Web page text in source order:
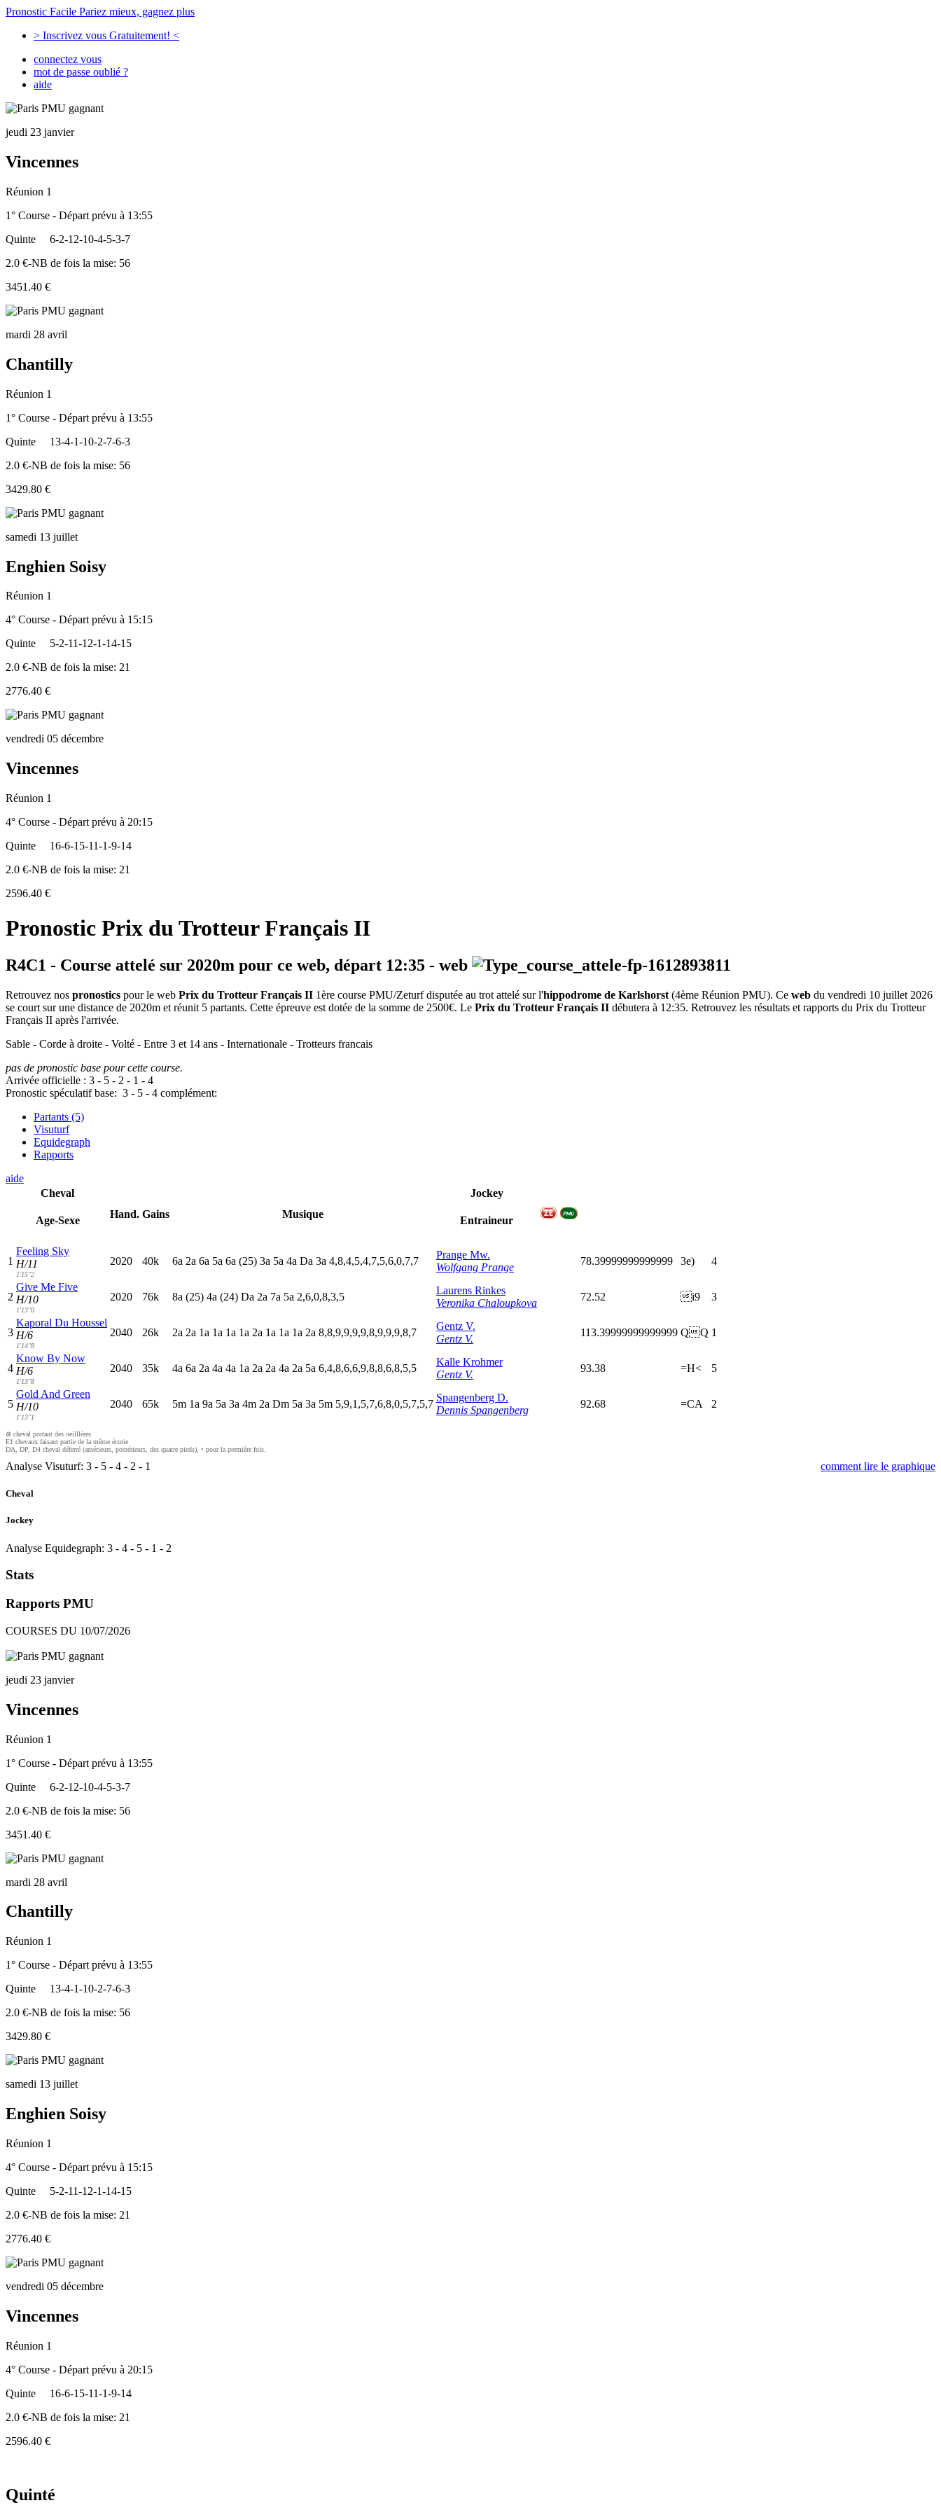
Pronostic Facile Pariez mieux, gagnez plus
> Inscrivez vous Gratuitement! <
connectez vous
mot de passe oublié ?
aide
jeudi 23 janvier
Vincennes
Réunion 1
1° Course - Départ prévu à 13:55
Quinte
6-2-12-10-4-5-3-7
2.0 €-NB de fois la mise: 56
3451.40 €
mardi 28 avril
Chantilly
Réunion 1
1° Course - Départ prévu à 13:55
Quinte
13-4-1-10-2-7-6-3
2.0 €-NB de fois la mise: 56
3429.80 €
samedi 13 juillet
Enghien Soisy
Réunion 1
4° Course - Départ prévu à 15:15
Quinte
5-2-11-12-1-14-15
2.0 €-NB de fois la mise: 21
2776.40 €
vendredi 05 décembre
Vincennes
Réunion 1
4° Course - Départ prévu à 20:15
Quinte
16-6-15-11-1-9-14
2.0 €-NB de fois la mise: 21
2596.40 €
Pronostic Prix du Trotteur Français II
R4C1 - Course attelé sur 2020m pour ce web, départ 12:35 - web
Retrouvez nos pronostics pour le web Prix du Trotteur Français II 1ère course PMU/Zeturf disputée au trot attelé sur l'hippodrome de Karlshorst (4ème Réunion PMU). Ce web du vendredi 10 juillet 2026
se court sur une distance de 2020m et réunit 5 partants. Cette épreuve est dotée de la somme de 2500€. Le Prix du Trotteur Français II débutera à 12:35. Retrouvez les résultats et rapports du Prix du Trotteur
Français II après l'arrivée.
Sable - Corde à droite - Volté - Entre 3 et 14 ans - Internationale - Trotteurs francais
pas de pronostic base pour cette course.
Arrivée officielle : 3 - 5 - 2 - 1 - 4
Pronostic spéculatif base: 3 - 5 - 4 complément:
Partants (5)
Visuturf
Equidegraph
Rapports
aide
Cheval
Age-Sexe
Hand. Gains Musique
Jockey
Entraineur
1
Feeling Sky
H/11
1'15"2
2020 40k 6a 2a 6a 5a 6a (25) 3a 5a 4a Da 3a 4,8,4,5,4,7,5,6,0,7,7
Prange Mw.
Wolfgang Prange
78.39999999999999 3e) 4
2
Give Me Five
H/10
1'13"0
2020 76k 8a (25) 4a (24) Da 2a 7a 5a 2,6,0,8,3,5
Laurens Rinkes
Veronika Chaloupkova
72.52 i9 3
3
Kaporal Du Houssel
H/6
1'14"8
2040 26k 2a 2a 1a 1a 1a 1a 2a 1a 1a 1a 2a 8,8,9,9,9,9,8,9,9,9,8,7
Gentz V.
Gentz V.
113.39999999999999 QQ 1
4
Know By Now
H/6
1'13"8
2040 35k 4a 6a 2a 4a 4a 1a 2a 2a 4a 2a 5a 6,4,8,6,6,9,8,8,6,8,5,5
Kalle Krohmer
Gentz V.
93.38 =H< 5
5
Gold And Green
H/10
1'13"1
2040 65k 5m 1a 9a 5a 3a 4m 2a Dm 5a 3a 5m 5,9,1,5,7,6,8,0,5,7,5,7
Spangenberg D.
Dennis Spangenberg
92.68 =CA 2
⊗ cheval portant des oeilllères
E1 chevaux faisant partie de la même écurie
DA, DP, D4 cheval déferré (antérieurs, postérieurs, des quatre pieds), • pour la première fois.
Analyse Visuturf: 3 - 5 - 4 - 2 - 1 comment lire le graphique
Cheval
Jockey
Analyse Equidegraph: 3 - 4 - 5 - 1 - 2
Stats
Rapports PMU
COURSES DU 10/07/2026
jeudi 23 janvier
Vincennes
Réunion 1
1° Course - Départ prévu à 13:55
Quinte
6-2-12-10-4-5-3-7
2.0 €-NB de fois la mise: 56
3451.40 €
mardi 28 avril
Chantilly
Réunion 1
1° Course - Départ prévu à 13:55
Quinte
13-4-1-10-2-7-6-3
2.0 €-NB de fois la mise: 56
3429.80 €
samedi 13 juillet
Enghien Soisy
Réunion 1
4° Course - Départ prévu à 15:15
Quinte
5-2-11-12-1-14-15
2.0 €-NB de fois la mise: 21
2776.40 €
vendredi 05 décembre
Vincennes
Réunion 1
4° Course - Départ prévu à 20:15
Quinte
16-6-15-11-1-9-14
2.0 €-NB de fois la mise: 21
2596.40 €
Quinté